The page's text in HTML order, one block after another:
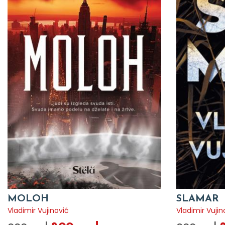
MOLOH
Vladimir Vujinović
SLAMAR
Vladimir